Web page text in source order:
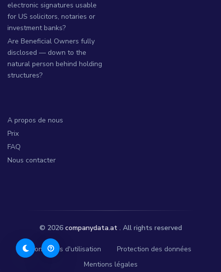
electronic signatures usable
for US solicitors, notaries or
investment banks?
Are Beneficial Owners fully
disclosed — down to the
natural person behind holding
structures?
A propos de nous
Prix
FAQ
Nous contacter
© 2026 companydata.at. All rights reserved
Conditions d'utilisation
Protection des données
Mentions légales